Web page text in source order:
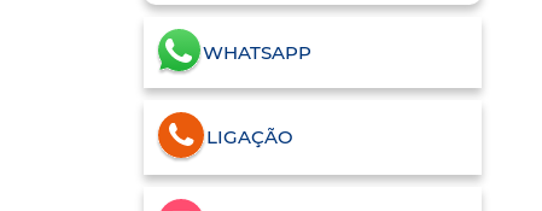
WHATSAPP
LIGAÇÃO